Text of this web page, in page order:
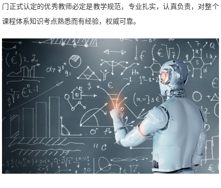
门正式认定的优秀教师必定是教学规范，专业扎实，认真负责，对整个
课程体系知识考点熟悉而有经验，权威可靠。